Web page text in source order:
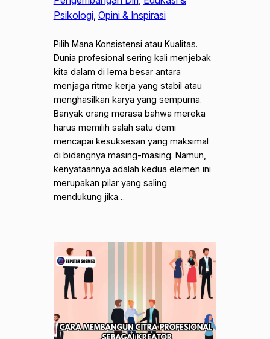
Psikologi, Opini & Inspirasi
Pilih Mana Konsistensi atau Kualitas.
Dunia profesional sering kali menjebak
kita dalam di lema besar antara
menjaga ritme kerja yang stabil atau
menghasilkan karya yang sempurna.
Banyak orang merasa bahwa mereka
harus memilih salah satu demi
mencapai kesuksesan yang maksimal
di bidangnya masing-masing. Namun,
kenyataannya adalah kedua elemen ini
merupakan pilar yang saling
mendukung jika…